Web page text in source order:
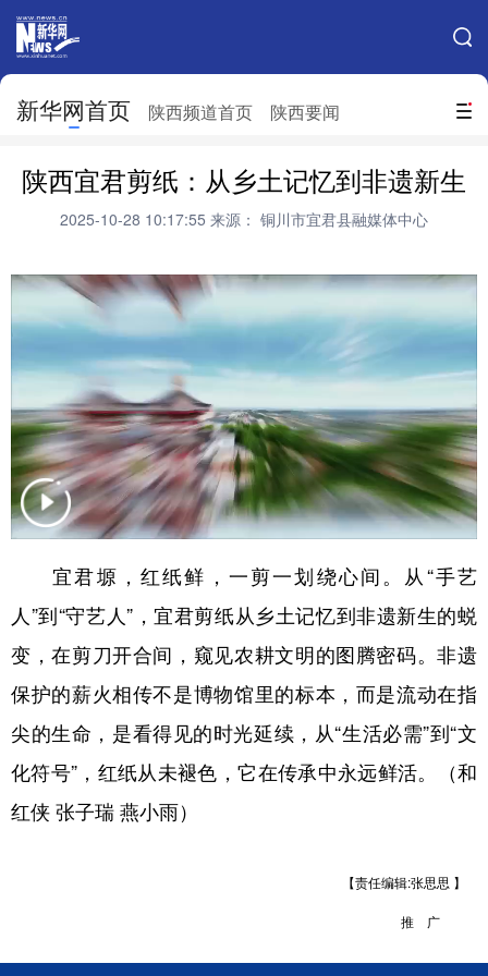
搜索
新华网首页 陕西频道首页 陕西要闻
网站地图
北京 天津 河北 山西
浙江 安徽 福建 江西
河南
广东 广西 海南 重庆
四川 贵州 云南 西藏
陕西 甘肃 青海 宁夏
新疆 内蒙古 黑龙江
陕西宜君剪纸：从乡土记忆到非遗新生
2025-10-28 10:17:55 来源： 铜川市宜君县融媒体中心
宜君塬，红纸鲜，一剪一划绕心间。从“手艺
人”到“守艺人”，宜君剪纸从乡土记忆到非遗新生的蜕
变，在剪刀开合间，窥见农耕文明的图腾密码。非遗
保护的薪火相传不是博物馆里的标本，而是流动在指
尖的生命，是看得见的时光延续，从“生活必需”到“文
化符号”，红纸从未褪色，它在传承中永远鲜活。（和
红侠 张子瑞 燕小雨）
【责任编辑:张思思 】
推 广